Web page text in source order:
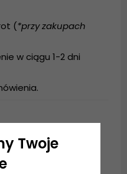
(*przy zakupach
w ciągu 1-2 dni
Twoje